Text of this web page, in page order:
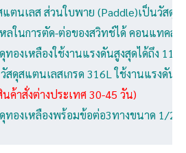
ตนเลส ส่วนใบพาย (Paddle)เป็นวัสดุ
ลในการตัด-ต่อของสวิทช์ได้ คอนแทค
ทองเหลืองใช้งานแรงดันสูงสุดได้ถึง 11
วัสดุสแตนเลสเกรด 316L ใช้งานแรงดัน
(สินค้าสั่งต่างประเทศ 30-45 วัน)
ทองเหลืองพร้อมข้อต่อ3ทางขนาด 1/2"